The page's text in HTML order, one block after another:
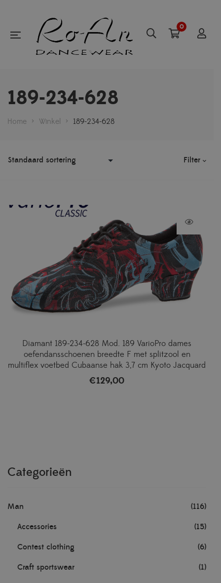
0
189-234-628
Home > Winkel > 189-234-628
Filter
Diamant 189-234-628 Mod. 189 VarioPro dames
oefendansschoenen breedte F met splitzool en
multiflex voetbed Cubaanse hak 3,7 cm Kyoto Jacquard
€129,00
Categorieën
Man (116)
Accessories (15)
Contest clothing (6)
Craft sportswear (1)